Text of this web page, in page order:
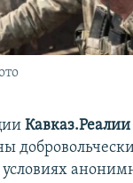
Кавказ.Реалии